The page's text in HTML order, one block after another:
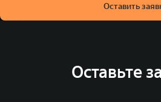
Оставить
Оставьте